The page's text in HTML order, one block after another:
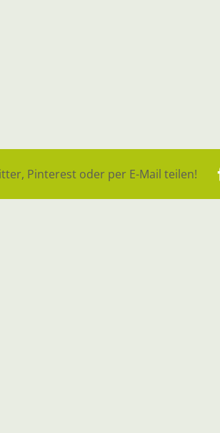
Pinterest oder per E-Mail teilen!